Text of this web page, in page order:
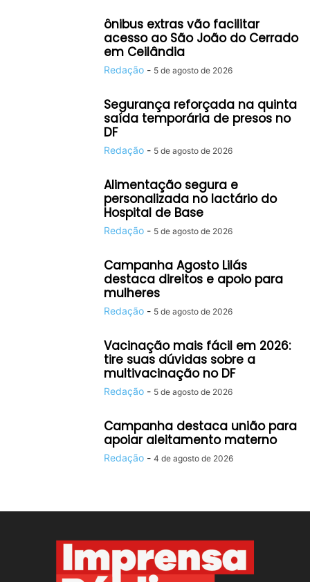
ônibus extras vão facilitar
acesso ao São João do Cerrado
em Ceilândia
Redação - 5 de agosto de 2026
Segurança reforçada na quinta
saída temporária de presos no
DF
Redação - 5 de agosto de 2026
Alimentação segura e
personalizada no lactário do
Hospital de Base
Redação - 5 de agosto de 2026
Campanha Agosto Lilás
destaca direitos e apoio para
mulheres
Redação - 5 de agosto de 2026
Vacinação mais fácil em 2026:
tire suas dúvidas sobre a
multivacinação no DF
Redação - 5 de agosto de 2026
Campanha destaca união para
apoiar aleitamento materno
Redação - 4 de agosto de 2026